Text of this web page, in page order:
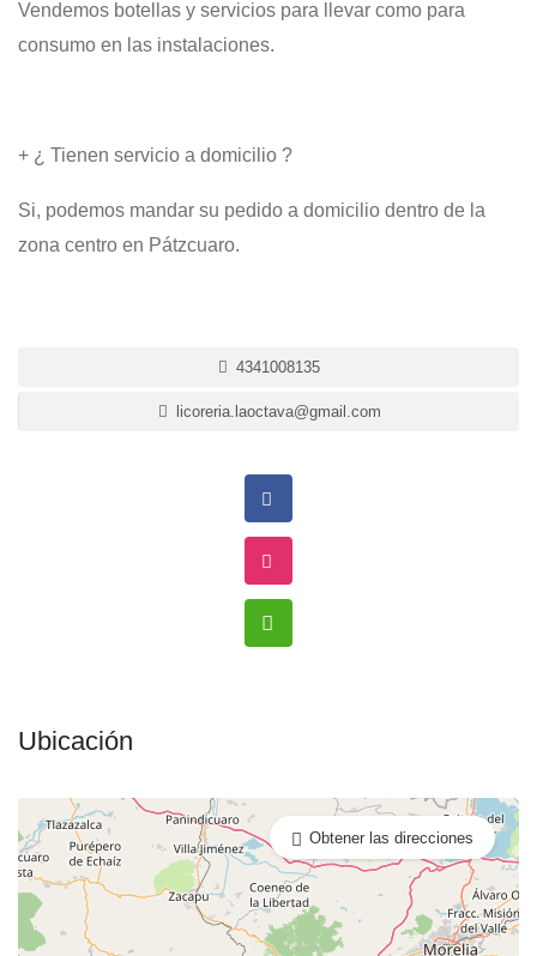
Vendemos botellas y servicios para llevar como para
consumo en las instalaciones.
+ ¿ Tienen servicio a domicilio ?
Si, podemos mandar su pedido a domicilio dentro de la
zona centro en Pátzcuaro.
4341008135
licoreria.laoctava@gmail.com
Ubicación
Obtener las direcciones